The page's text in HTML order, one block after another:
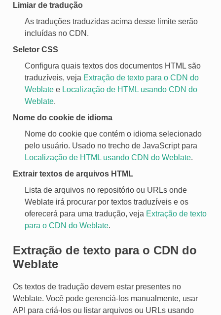
Limiar de tradução
As traduções traduzidas acima desse limite serão
incluídas no CDN.
Seletor CSS
Configura quais textos dos documentos HTML são
traduzíveis, veja Extração de texto para o CDN do
Weblatee Localização de HTML usando CDN do
Weblate.
Nome do cookie de idioma
Nome do cookie que contém o idioma selecionado
pelo usuário. Usado no trecho de JavaScript para
Localização de HTML usando CDN do Weblate.
Extrair textos de arquivos HTML
Lista de arquivos no repositório ou URLs onde
Weblate irá procurar por textos traduzíveis e os
oferecerá para uma tradução, veja Extração de texto
para o CDN do Weblate.
Extração de texto para o CDN do
Weblate
Os textos de tradução devem estar presentes no
Weblate. Você pode gerenciá-los manualmente, usar
API para criá-los ou listar arquivos ou URLs usando